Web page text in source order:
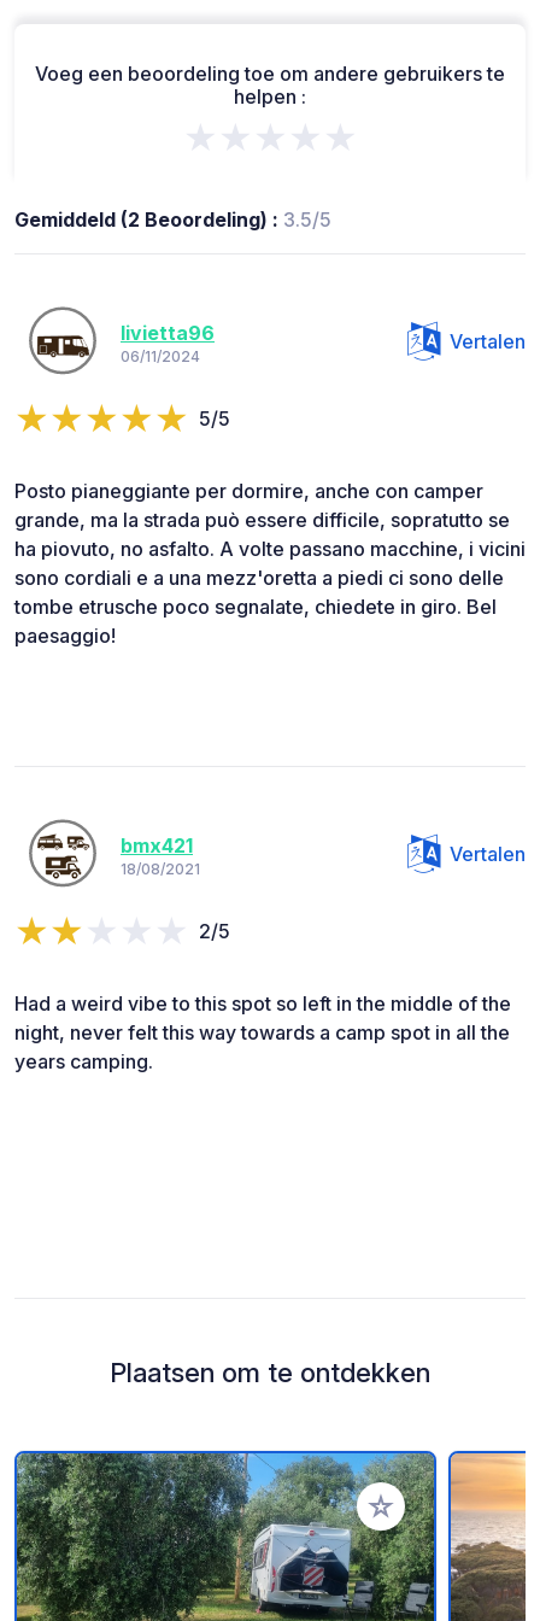
Voeg een beoordeling toe om andere gebruikers te
helpen :
★★★★★
Gemiddeld (2 Beoordeling) : 3.5/5
livietta96
06/11/2024
Vertalen
5/5
Posto pianeggiante per dormire, anche con camper
grande, ma la strada può essere difficile, sopratutto se
ha piovuto, no asfalto. A volte passano macchine, i vicini
sono cordiali e a una mezz'oretta a piedi ci sono delle
tombe etrusche poco segnalate, chiedete in giro. Bel
paesaggio!
bmx421
18/08/2021
Vertalen
2/5
Had a weird vibe to this spot so left in the middle of the
night, never felt this way towards a camp spot in all the
years camping.
Plaatsen om te ontdekken
Voeg toe aan je